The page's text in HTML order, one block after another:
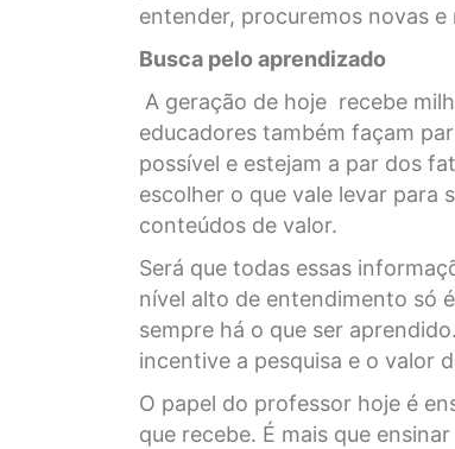
entender, procuremos novas e
Busca pelo aprendizado
A geração de hoje recebe
educadores também façam
possível e estejam a par dos
escolher o que vale levar para
conteúdos de valor.
Será que todas essas
nível alto de entendimento só
sempre há o que ser
incentive a pesquisa e o valor
O papel do professor hoje é
que recebe. É mais que